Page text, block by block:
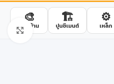
สีน้ำทาฝ้าเพดาน
สีน้ำรองพื้น
สีเคลือบเงาทาโลหะและไม้
🎨
สีทาบ้าน
🏗️
ปูนซีเมนต์
⚙️
เหล็ก
Click to enlarge